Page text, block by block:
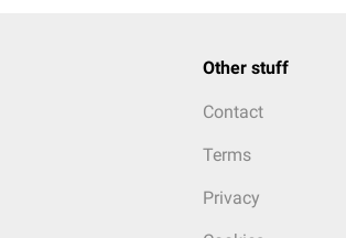
Other stuff
Contact
Terms
Privacy